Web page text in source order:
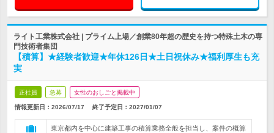
ライト工業株式会社 | プライム上場／創業80年超の歴史を持つ特殊土木の専
門技術者集団
【積算】★経験者歓迎★年休126日★土日祝休み★福利厚生も充
実
正社員 急募 女性のおしごと掲載中
情報更新日：2026/07/17 終了予定日： 2027/01/07
東京都内を中心に建築工事の積算業務全般を担当し、案件の概算